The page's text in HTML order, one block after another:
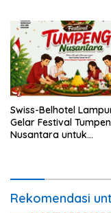
Randu
Swiss-Belhotel
Gelar Festival
Nusantara untuk
Rekomendasi